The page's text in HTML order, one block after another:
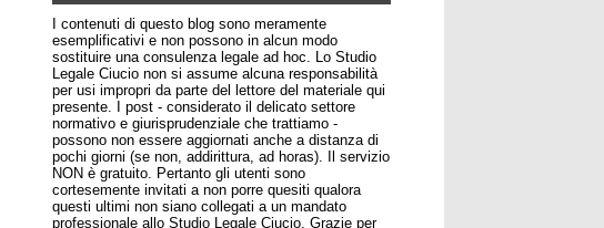
I contenuti di questo blog sono meramente
esemplificativi e non possono in alcun modo
sostituire una consulenza legale ad hoc. Lo Studio
Legale Ciucio non si assume alcuna responsabilità
per usi impropri da parte del lettore del materiale qui
presente. I post - considerato il delicato settore
normativo e giurisprudenziale che trattiamo -
possono non essere aggiornati anche a distanza di
pochi giorni (se non, addirittura, ad horas). Il servizio
NON è gratuito. Pertanto gli utenti sono
cortesemente invitati a non porre quesiti qualora
questi ultimi non siano collegati a un mandato
professionale allo Studio Legale Ciucio. Grazie per